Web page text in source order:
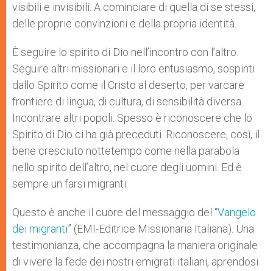
visibili e invisibili. A cominciare di quella di se stessi,
delle proprie convinzioni e della propria identità.
È seguire lo spirito di Dio nell’incontro con l’altro.
Seguire altri missionari e il loro entusiasmo, sospinti
dallo Spirito come il Cristo al deserto, per varcare
frontiere di lingua, di cultura, di sensibilità diversa.
Incontrare altri popoli. Spesso è riconoscere che lo
Spirito di Dio ci ha già preceduti. Riconoscere, così, il
bene cresciuto nottetempo come nella parabola
nello spirito dell’altro, nel cuore degli uomini. Ed è
sempre un farsi migranti.
Questo è anche il cuore del messaggio del “Vangelo
dei migranti” (EMI-Editrice Missionaria Italiana). Una
testimonianza, che accompagna la maniera originale
di vivere la fede dei nostri emigrati italiani, aprendosi